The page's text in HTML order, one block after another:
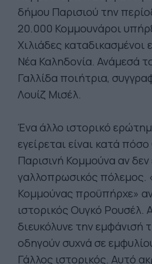
δήμου Παρισιού την
20.000 Κομμουνάροι
Χιλιάδες καταδικασμένοι
Νέα Καληδονία. Ανάμεσά
Γαλλίδα ποιήτρια,
Λουίζ Μισέλ.
Ένα άλλο ιστορικό
εγείρεται είναι κατά
Παρισινή Κομμούνα αν
γαλλοπρωσικός πόλεμος.
Κομμούνας προϋπήρχε»
ιστορικός Ουγκό
διευκόλυνε την εμφάνισή
οδηγούν συχνά σε
Γάλλος ιστορικός. Αυτό